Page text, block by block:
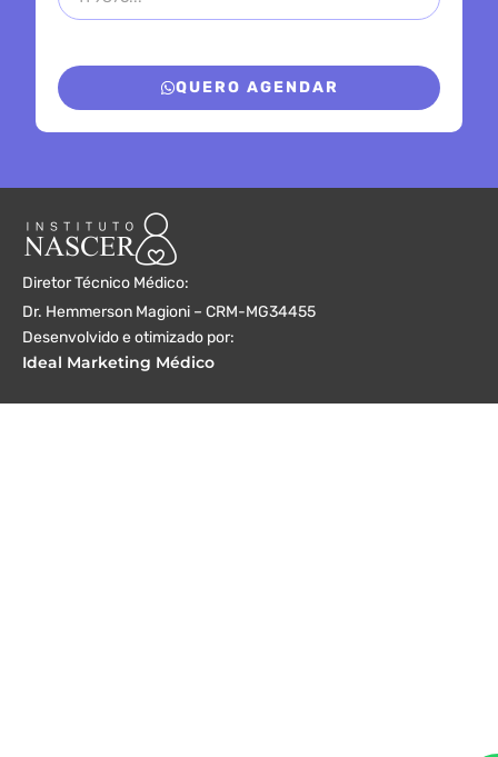
QUERO AGENDAR
Diretor Técnico Médico:
Dr. Hemmerson Magioni – CRM-MG34455
Desenvolvido e otimizado por:
Ideal Marketing Médico